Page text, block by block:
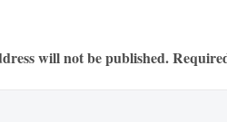
will not be published.